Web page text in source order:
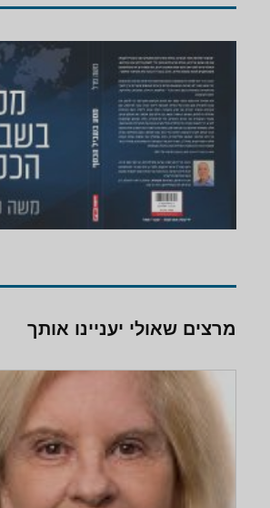
מרצים שאולי יעניינו אותך